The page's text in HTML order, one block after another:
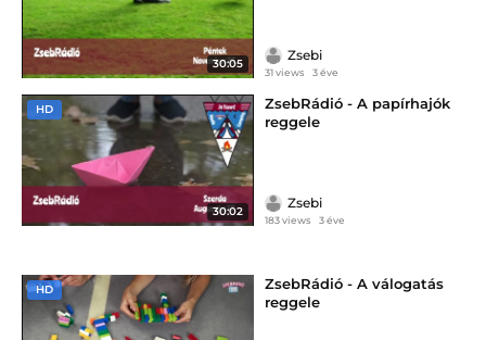
30:05
Zsebi
31 views 3 éve
HD
30:02
ZsebRádió - A papírhajók
reggele
Zsebi
183 views 3 éve
HD
ZsebRádió - A válogatás
reggele